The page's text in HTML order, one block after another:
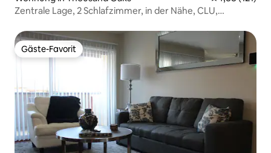
Zentrale Lage, 2 Schlafzimmer, in der Nähe, CLU,
Gäste-Favorit
Gäste-Favorit